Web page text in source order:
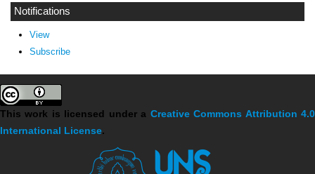
Notifications
View
Subscribe
This work is licensed under a Creative Commons Attribution 4.0
International License.